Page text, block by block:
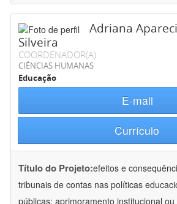
Adriana
Silveira
COORDENADOR(A)
CIÊNCIAS HUMANAS
Educação
E-mail
Currículo
Título do Projeto:efeitos e
tribunais de contas nas políticas
públicas: aprimoramento institucional